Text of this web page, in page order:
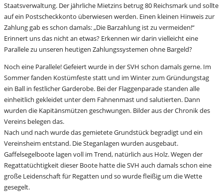
Staatsverwaltung. Der jährliche Mietzins betrug 80 Reichsmark und sollte
auf ein Postscheckkonto überwiesen werden. Einen kleinen Hinweis zur
Zahlung gab es schon damals: „Die Barzahlung ist zu vermeiden!“
Erinnert uns das nicht an etwas? Erkennen wir darin vielleicht eine
Parallele zu unseren heutigen Zahlungssystemen ohne Bargeld?
Noch eine Parallele! Gefeiert wurde in der SVH schon damals gerne. Im
Sommer fanden Kostümfeste statt und im Winter zum Gründungstag
ein Ball in festlicher Garderobe. Bei der Flaggenparade standen alle
einheitlich gekleidet unter dem Fahnenmast und salutierten. Dann
wurden die Kapitänsmützen geschwungen. Bilder aus der Chronik des
Vereins belegen das.
Nach und nach wurde das gemietete Grundstück begradigt und ein
Vereinsheim entstand. Die Steganlagen wurden ausgebaut.
Gaffelsegelboote lagen voll im Trend, natürlich aus Holz. Wegen der
Regattatüchtigkeit dieser Boote hatte die SVH auch damals schon eine
große Leidenschaft für Regatten und so wurde fleißig um die Wette
gesegelt.